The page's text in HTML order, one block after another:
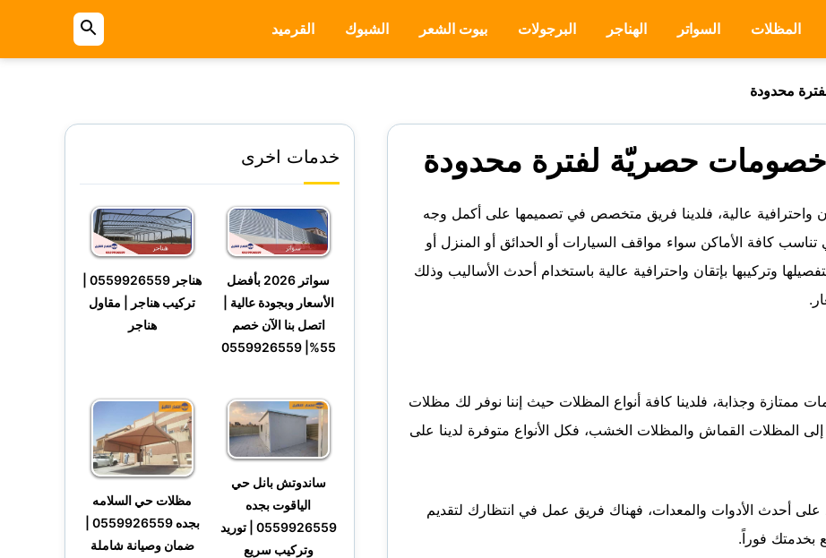
المظلات السواتر الهناجر البرجولات بيوت الشعر الشبوك القرميد
بحث
عن
واحترافية عالية، فلدينا فريق متخصص في تصميمها على أكمل وجه
كافة الأماكن سواء مواقف السيارات أو الحدائق أو المنزل أو
وتركيبها بإتقان واحترافية عالية باستخدام أحدث الأساليب وذلك
ممتازة وجذابة، فلدينا كافة أنواع المظلات حيث إننا نوفر لك مظلات
المظلات القماش والمظلات الخشب، فكل الأنواع متوفرة لدينا على
على أحدث الأدوات والمعدات، فهناك فريق عمل في انتظارك لتقديم
بخدمتك فوراً.
خدمات اخرى
سواتر 2026 بأفضل
الأسعار وبجودة عالية |
اتصل بنا الآن خصم
55%| 0559926559
هناجر 0559926559 |
تركيب هناجر | مقاول
هناجر
ساندوتش بانل حي
الياقوت بجده
0559926559 | توريد
وتركيب سريع
مظلات حي السلامه
ضمان وصيانة شاملة